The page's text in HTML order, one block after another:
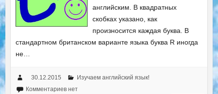
английским. В квадратных
скобках указано, как
произносится каждая буква. В
стандартном британском варианте языка буква R иногда
не…
30.12.2015
Изучаем английский язык!
Комментариев нет